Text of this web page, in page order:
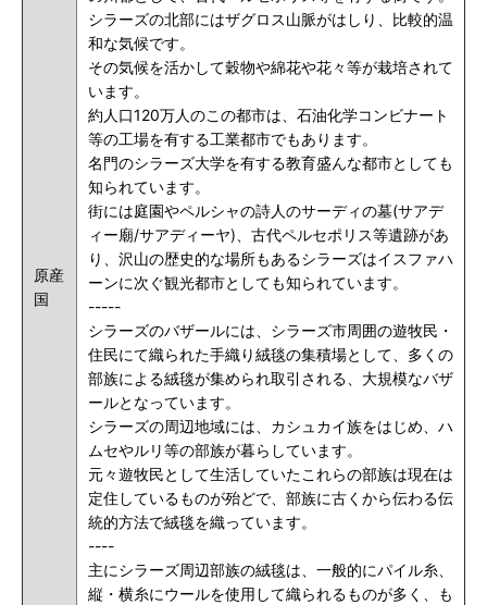
原産
国
シラーズの北部にはザグロス山脈がはしり、比較的温
和な気候です。
その気候を活かして穀物や綿花や花々等が栽培されて
います。
約人口120万人のこの都市は、石油化学コンビナート
等の工場を有する工業都市でもあります。
名門のシラーズ大学を有する教育盛んな都市としても
知られています。
街には庭園やペルシャの詩人のサーディの墓(サアデ
ィー廟/サアディーヤ)、古代ペルセポリス等遺跡があ
り、沢山の歴史的な場所もあるシラーズはイスファハ
ーンに次ぐ観光都市としても知られています。
-----
シラーズのバザールには、シラーズ市周囲の遊牧民・
住民にて織られた手織り絨毯の集積場として、多くの
部族による絨毯が集められ取引される、大規模なバザ
ールとなっています。
シラーズの周辺地域には、カシュカイ族をはじめ、ハ
ムセやルリ等の部族が暮らしています。
元々遊牧民として生活していたこれらの部族は現在は
定住しているものが殆どで、部族に古くから伝わる伝
統的方法で絨毯を織っています。
----
主にシラーズ周辺部族の絨毯は、一般的にパイル糸、
縦・横糸にウールを使用して織られるものが多く、も